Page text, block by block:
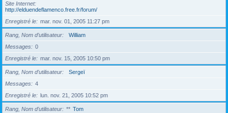
Site Internet
http://elduendeflamenco.free.fr/forum/
Enregistré le
mar. nov. 01, 2005 11:27 pm
Rang, Nom d’utilisateur
William
Messages
0
Enregistré le
mar. nov. 15, 2005 10:50 pm
Rang, Nom d’utilisateur
Sergeï
Messages
4
Enregistré le
lun. nov. 21, 2005 10:52 pm
Rang, Nom d’utilisateur ** Tom